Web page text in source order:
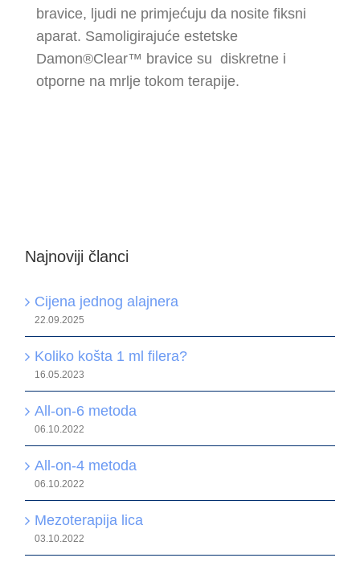
bravice, ljudi ne primjećuju da nosite fiksni
aparat. Samoligirajuće estetske
Damon®Clear™ bravice su diskretne i
otporne na mrlje tokom terapije.
Najnoviji članci
Cijena jednog alajnera
22.09.2025
Koliko košta 1 ml filera?
16.05.2023
All-on-6 metoda
06.10.2022
All-on-4 metoda
06.10.2022
Mezoterapija lica
03.10.2022